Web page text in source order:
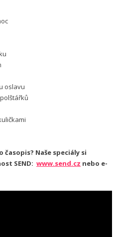
oslavu
Naše speciály si
SEND: www.send.cz nebo e-